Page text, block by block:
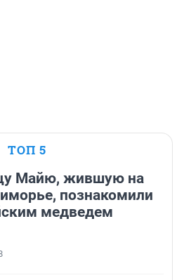
ТОП 5
Майю, жившую на
познакомили
медведем